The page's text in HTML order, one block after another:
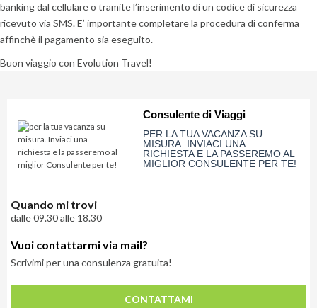
banking dal cellulare o tramite l’inserimento di un codice di sicurezza
ricevuto via SMS. E’ importante completare la procedura di conferma
affinchè il pagamento sia eseguito.
Buon viaggio con Evolution Travel!
Consulente di Viaggi
PER LA TUA VACANZA SU
MISURA. INVIACI UNA
RICHIESTA E LA PASSEREMO AL
MIGLIOR CONSULENTE PER TE!
Quando mi trovi
dalle 09.30 alle 18.30
Vuoi contattarmi via mail?
Scrivimi per una consulenza gratuita!
CONTATTAMI